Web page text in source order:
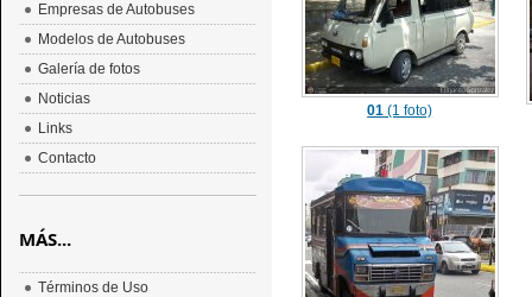
01 (1 foto)
Empresas de Autobuses
Modelos de Autobuses
Galería de fotos
Noticias
Links
Contacto
MÁS...
Términos de Uso